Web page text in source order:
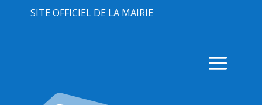
SITE OFFICIEL DE LA MAIRIE